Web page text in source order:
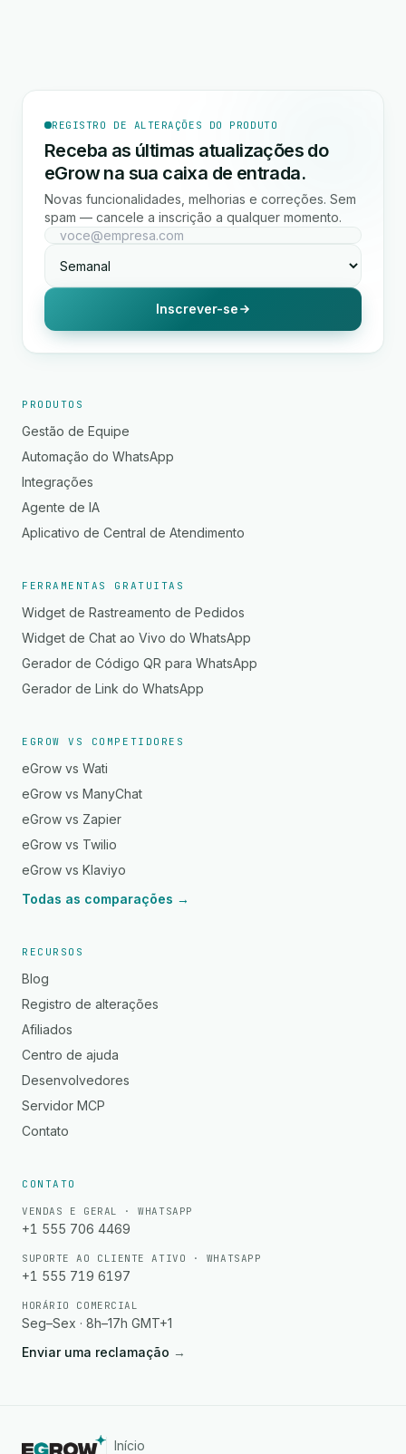
REGISTRO DE ALTERAÇÕES DO PRODUTO
Receba as últimas atualizações do
eGrow na sua caixa de entrada.
Novas funcionalidades, melhorias e correções. Sem
spam — cancele a inscrição a qualquer momento.
Inscrever-se
PRODUTOS
Gestão de Equipe
Automação do WhatsApp
Integrações
Agente de IA
Aplicativo de Central de Atendimento
FERRAMENTAS GRATUITAS
Widget de Rastreamento de Pedidos
Widget de Chat ao Vivo do WhatsApp
Gerador de Código QR para WhatsApp
Gerador de Link do WhatsApp
EGROW VS COMPETIDORES
eGrow vs Wati
eGrow vs ManyChat
eGrow vs Zapier
eGrow vs Twilio
eGrow vs Klaviyo
Todas as comparações →
RECURSOS
Blog
Registro de alterações
Afiliados
Centro de ajuda
Desenvolvedores
Servidor MCP
Contato
CONTATO
VENDAS E GERAL · WHATSAPP
+1 555 706 4469
SUPORTE AO CLIENTE ATIVO · WHATSAPP
+1 555 719 6197
HORÁRIO COMERCIAL
Seg–Sex · 8h–17h GMT+1
Enviar uma reclamação →
Início